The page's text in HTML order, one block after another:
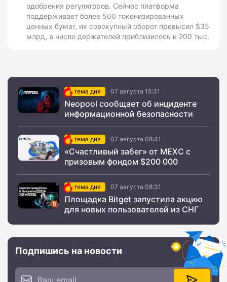
одобрения регуляторов. Сейчас платформа
поддерживает более 500 токенизированных
ценных бумаг, их совокупный оборот превысил $35
млрд, а число держателей приблизилось к 200 тыс.
тема дня 07 августа 15:31
Neopool сообщает об инциденте
информационной безопасности
тема дня 07 августа 08:41
«Счастливый забег» от MEXC с
призовым фондом $200 000
тема дня 07 августа 08:31
Площадка Bitget запустила акцию
для новых пользователей из СНГ
Подпишись на новости